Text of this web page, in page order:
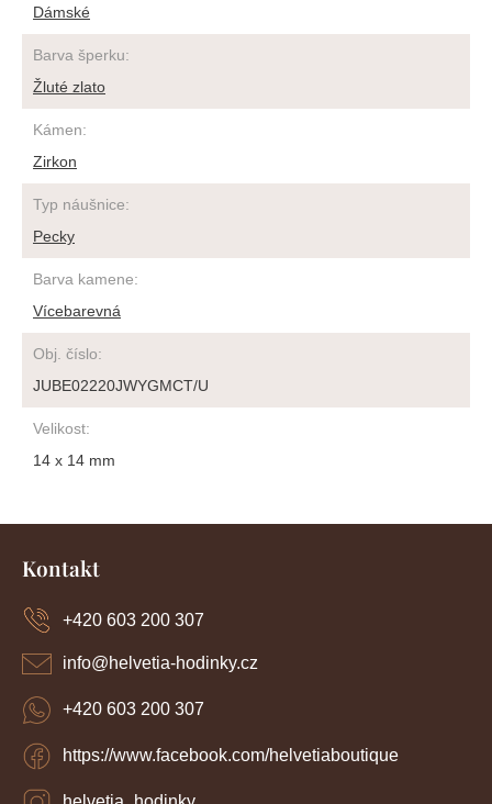
Dámské
Barva šperku:
Žluté zlato
Kámen:
Zirkon
Typ náušnice:
Pecky
Barva kamene:
Vícebarevná
Obj. číslo:
JUBE02220JWYGMCT/U
Velikost:
14 x 14 mm
Kontakt
info@helvetia-hodinky.cz
+420 603 200 307
https://www.facebook.com/helvetiaboutique
+420 603 200 307